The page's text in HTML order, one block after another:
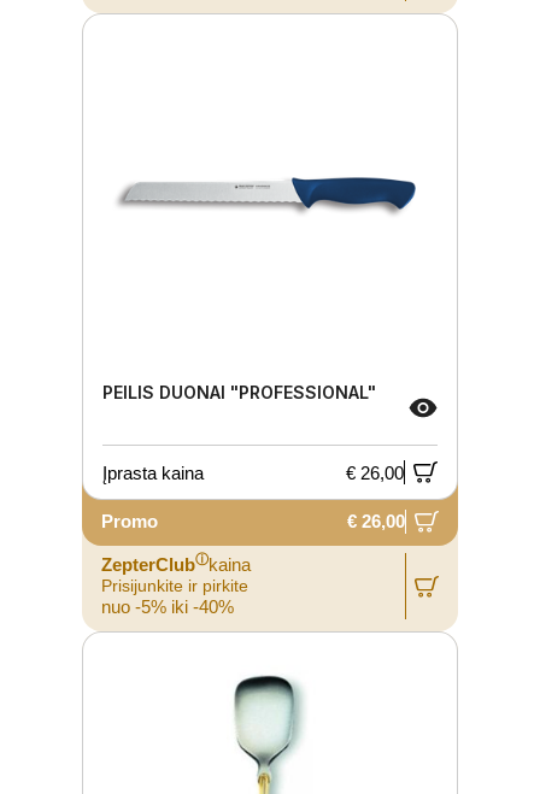
PEILIS DUONAI "PROFESSIONAL"
Įprasta kaina € 26,00
Promo € 26,00
ZepterClubⓘkaina
Prisijunkite ir pirkite
nuo -5% iki -40%